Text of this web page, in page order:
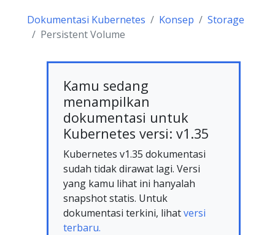
Dokumentasi Kubernetes Konsep
Storage
Persistent Volume
Kamu sedang
menampilkan
dokumentasi untuk
Kubernetes versi: v1.35
Kubernetes v1.35 dokumentasi
sudah tidak dirawat lagi. Versi
yang kamu lihat ini hanyalah
snapshot statis. Untuk
dokumentasi terkini, lihatversi
terbaru.